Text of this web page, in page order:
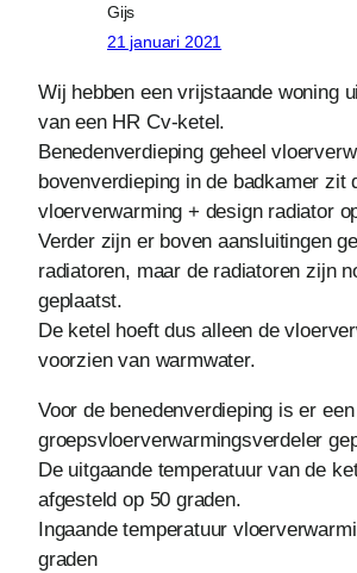
Gijs
21 januari 2021
Wij hebben een vrijstaande woning
van een HR Cv-ketel.
Benedenverdieping geheel
bovenverdieping in de badkamer zit
vloerverwarming + design radiator
Verder zijn er boven aansluitingen
radiatoren, maar de radiatoren zijn
geplaatst.
De ketel hoeft dus alleen de
voorzien van warmwater.
Voor de benedenverdieping is er
groepsvloerverwarmingsverdeler
De uitgaande temperatuur van de
afgesteld op 50 graden.
Ingaande temperatuur
graden